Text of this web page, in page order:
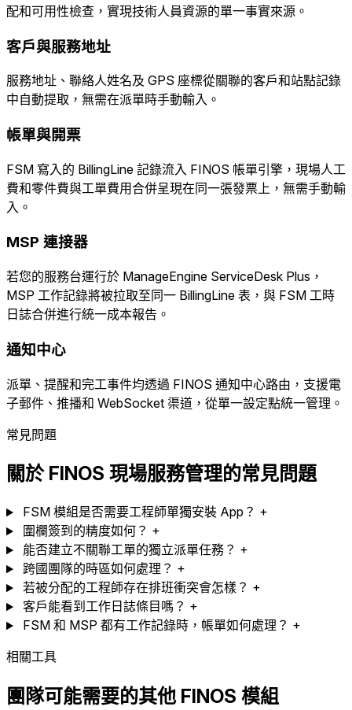
配和可用性檢查，實現技術人員資源的單一事實來源。
客戶與服務地址
服務地址、聯絡人姓名及 GPS 座標從關聯的客戶和站點記錄
中自動提取，無需在派單時手動輸入。
帳單與開票
FSM 寫入的 BillingLine 記錄流入 FINOS 帳單引擎，現場人工
費和零件費與工單費用合併呈現在同一張發票上，無需手動輸
入。
MSP 連接器
若您的服務台運行於 ManageEngine ServiceDesk Plus，
MSP 工作記錄將被拉取至同一 BillingLine 表，與 FSM 工時
日誌合併進行統一成本報告。
通知中心
派單、提醒和完工事件均透過 FINOS 通知中心路由，支援電
子郵件、推播和 WebSocket 渠道，從單一設定點統一管理。
常見問題
關於 FINOS 現場服務管理的常見問題
FSM 模組是否需要工程師單獨安裝 App？ +
圍欄簽到的精度如何？ +
能否建立不關聯工單的獨立派單任務？ +
跨國團隊的時區如何處理？ +
若被分配的工程師存在排班衝突會怎樣？ +
客戶能看到工作日誌條目嗎？ +
FSM 和 MSP 都有工作記錄時，帳單如何處理？ +
相關工具
團隊可能需要的其他 FINOS 模組